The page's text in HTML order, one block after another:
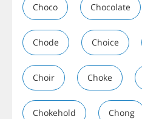
Choco Chocolate
Chode Choice
Choir Choke
Chokehold Chong